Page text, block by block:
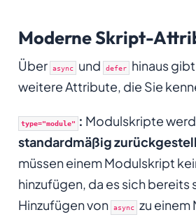
Moderne Skript-
Über async und defer
hinaus
weitere Attribute, die Sie
type="module" : Modulskripte
standardmäßig
müssen einem Modulskript
hinzufügen, da es sich bereits
Hinzufügen von async zu einem